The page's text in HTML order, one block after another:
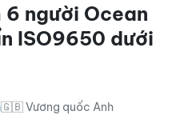
6 người Ocean
ISO9650 dưới
🇬🇧 Vương quốc Anh